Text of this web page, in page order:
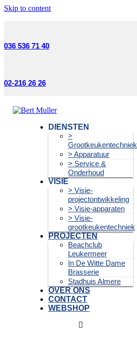
Skip to content
036 536 71 40
02-216 26 26
DIENSTEN
>
Grootkeukentechniek
> Apparatuur
> Service &
Onderhoud
VISIE
> Visie-
projectontwikkeling
> Visie-apparaten
> Visie-
grootkeukentechniek
PROJECTEN
Beachclub
Leukermeer
In De Witte Dame
Brasserie
Stadhuis Almere
OVER ONS
CONTACT
WEBSHOP